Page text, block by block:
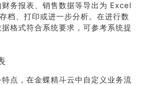
务报表、销售数据等导出为 Excel
档、打印或进一步分析。在进行数
格式符合系统要求，可参考系统提
点，在金蝶精斗云中自定义业务流